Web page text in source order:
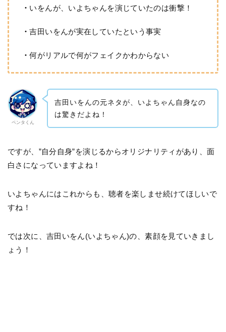
・ いをんが、いよちゃんを演じていたのは衝撃！
・吉田いをんが実在していたという事実
・何がリアルで何がフェイクかわからない
ペンタくん
吉田いをんの元ネタが、いよちゃん自身なの
は驚きだよね！
ですが、”自分自身”を演じるからオリジナリティがあり、面
白さになっていますよね！
いよちゃんにはこれからも、聴者を楽しませ続けてほしいで
すね！
では次に、吉田いをん(いよちゃん)の、素顔を見ていきまし
ょう！